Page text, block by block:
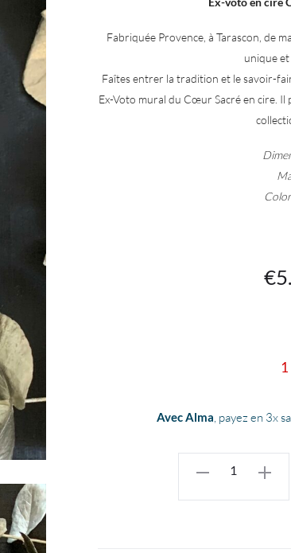
Fabriquée Provence, à Tarascon, de
unique et
Faîtes entrer la tradition et le savoir-
Ex-Voto mural du Cœur Sacré en cire.
€
Le
€5.00.
Avec Alma, payez en 3x